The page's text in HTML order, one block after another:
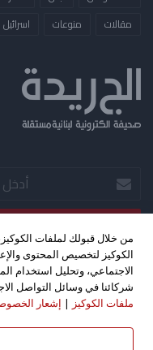
مقالات
منوعات ​اسرائيل
أدخل
بريدك
الإلكتروني
فيسبوك
‫X
من خلال قبولك لملفات
الكوكيز لتخصيص المحتوى
الاجتماعي، وتحليل استخدام
شركائنا في وسائل التواصل
ملفات الكوكيز | إشعار